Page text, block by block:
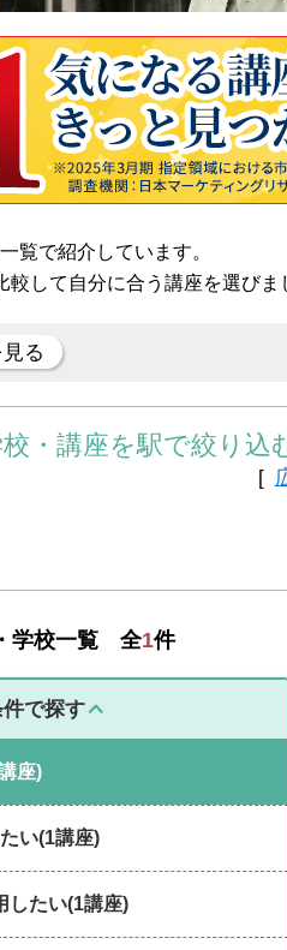
覧で紹介しています。
して自分に合う講座を選びま
る
・講座を駅で絞り込
[
学校一覧 全1件
で探す
座)
い(1講座)
したい(1講座)